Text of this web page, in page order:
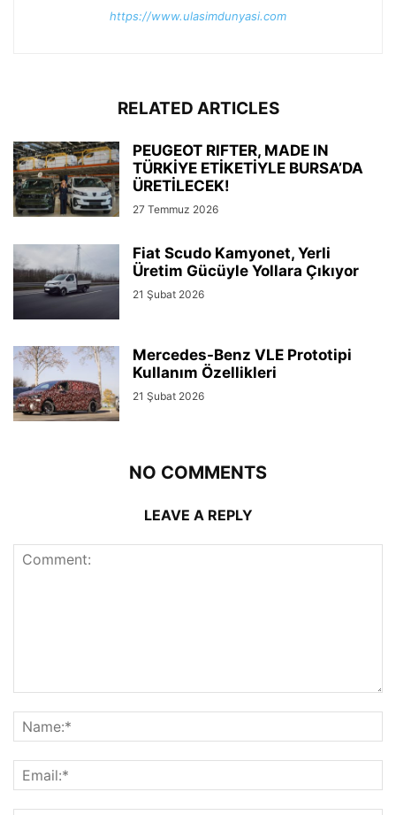
https://www.ulasimdunyasi.com
RELATED ARTICLES
PEUGEOT RIFTER, MADE IN
TÜRKİYE ETİKETİYLE BURSA’DA
ÜRETİLECEK!
27 Temmuz 2026
Fiat Scudo Kamyonet, Yerli
Üretim Gücüyle Yollara Çıkıyor
21 Şubat 2026
Mercedes-Benz VLE Prototipi
Kullanım Özellikleri
21 Şubat 2026
NO COMMENTS
LEAVE A REPLY